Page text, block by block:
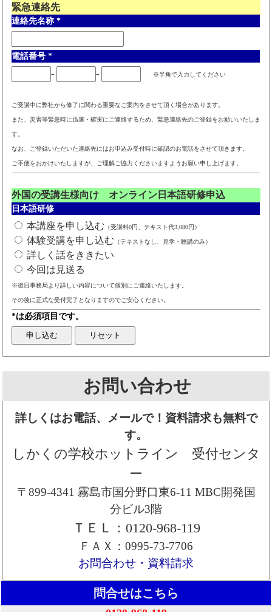
緊急連絡先
連絡先名称 *
電話番号 *
- - ※半角で入力してください
ご受講中に弊社から修了に関わる重要なご案内をさせて頂く場合があります。
また、災害等緊急時に迅速・確実にご連絡するため、緊急連絡先のご登録をお願いいたしま
す。
なお、ご登録いただいた連絡先にはお申込み受付時に確認のお電話をさせて頂きます。
ご不便をおかけいたしますが、ご理解ご協力くださいますようお願い申し上げます。
外国の受講生様向け オンライン日本語研修申込
日本語研修
本講座を申し込む （受講料0円、テキスト代3,080円）
体験受講を申し込む （テキストなし、見学・聴講のみ）
詳しく話をききたい
今回は見送る
※後日事務局より詳しい内容について個別にご連絡いたします。
その後に正式な受付完了となりますのでご安心ください。
*は必須項目です。
お問い合わせ
詳しくはお電話、メールで！資料請求も無料で
す。
しかくの学校ホットライン 受付センタ
ー
〒899-4341 霧島市国分野口東6-11 MBC開発国
分ビル3階
ＴＥＬ：0120-968-119
ＦＡＸ：0995-73-7706
お問合わせ・資料請求
問合せはこちら